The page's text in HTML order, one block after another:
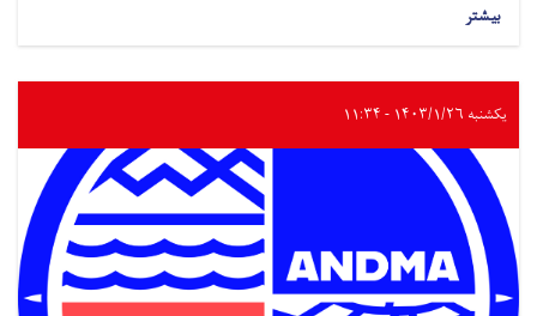
بیشتر
یکشنبه ۱۴۰۳/۱/۲۶ - ۱۱:۳۴